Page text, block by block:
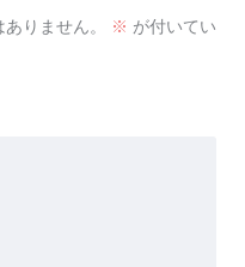
りません。 ※ が付いてい